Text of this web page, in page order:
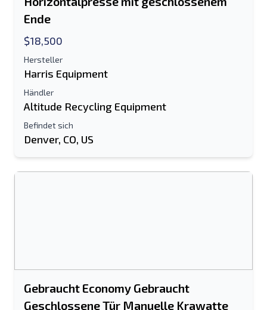
Ende
$18,500
Hersteller
Harris Equipment
Händler
Altitude Recycling Equipment
Befindet sich
Denver, CO, US
Gebraucht Economy Gebraucht
Geschlossene Tür Manuelle Krawatte